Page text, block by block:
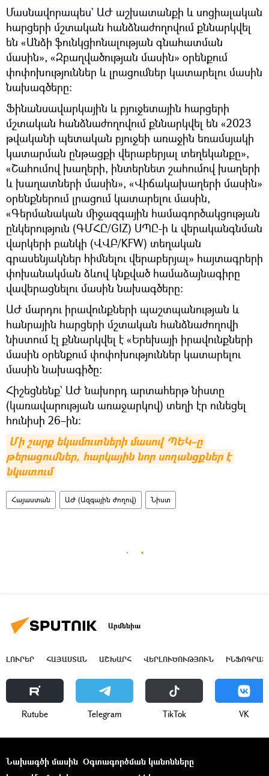
Մասնավորապես` ԱԺ աշխատանքի և սոցիալական
հարցերի մշտական հանձնաժողովում քննարկվել
են «Անձի ֆունկցիոնալության գնահատման
մասին», «Զբաղվածության մասին» օրենքում
փոփոխություններ և լրացումներ կատարելու մասին
նախագծերը։
Ֆինանսավարկային և բյուջետային հարցերի
մշտական հանձնաժողովում քննարկվել են «2023
թվականի պետական բյուջեի առաջին եռամսյակի
կատարման ընթացքի վերաբերյալ տեղեկանքը»,
«Շահումով խաղերի, ինտերնետ շահումով խաղերի
և խաղատների մասին», «Վիճակախաղերի մասին»
օրենքներում լրացում կատարելու մասին,
«Գերմանական միջազգային համագործակցության
ընկերություն (ԳՄՀԸ/GIZ) ՍՊԸ-ի և վերականգնման
վարկերի բանկի (ՎՎԲ/KFW) տեղական
գրասենյակներ հիմնելու վերաբերյալ» հայտագրերի
փոխանակման ձևով կնքված համաձայնագիրը
վավերացնելու մասին նախագծերը։
ԱԺ մարդու իրավունքների պաշտպանության և
հանրային հարցերի մշտական հանձնաժողովի
նիստում էլ քննարկվել է «Երեխայի իրավունքների
մասին օրենքում փոփոխություններ կատարելու
մասին նախագիծը։
Հիշեցնենք` ԱԺ նախորդ արտահերթ նիստը
(կառավարության առաջարկով) տեղի էր ունեցել
հունիսի 26–ին։
Մի շարք եկամուտների մասով ՊԵԿ–ը
թերացումներ, հարկային նոր սողանցքներ է
նկատում
Հայաստան ԱԺ (Ազգային ժողով) Նիստ
Արմենիա
ԼՈՒՐԵՐ ՀԱՅԱՍՏԱՆ ԱՇԽԱՐՀ ՎԵՐԼՈՒԾՈՒԹՅՈՒՆ
Rutube Telegram ТikТоk VK
Նախագծի մասին Օգտագործման կանոնները